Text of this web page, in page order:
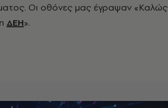
Οι οθόνες μας έγραψαν «Καλώς
ΔΕΗ».